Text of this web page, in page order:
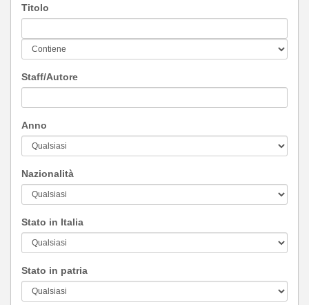
Titolo
Staff/Autore
Anno
Nazionalità
Stato in Italia
Stato in patria